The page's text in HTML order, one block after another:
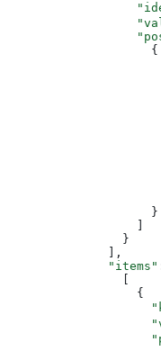
                    {
                    }
                }
              ],
              "items"
                  {